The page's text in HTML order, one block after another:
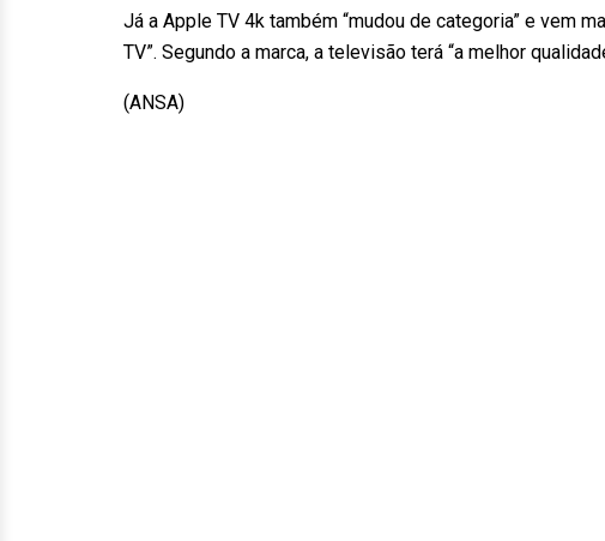
Já a Apple TV 4k também “mudou de categoria” e vem
TV”. Segundo a marca, a televisão terá “a melhor
(ANSA)